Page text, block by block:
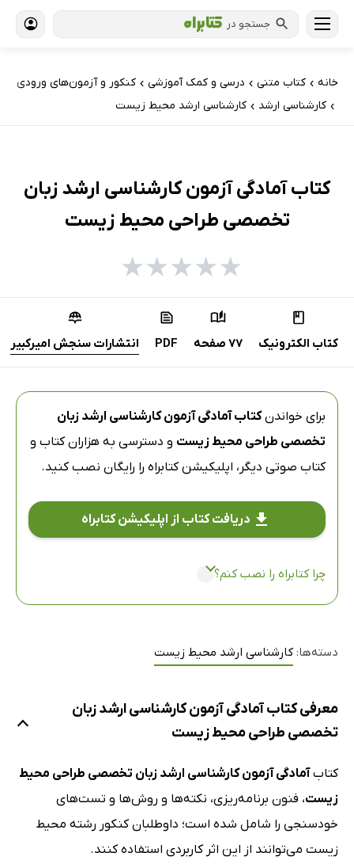
جستجو در
خانه › کتاب‌ متنی › درسی و کمک آموزشی › کنکور و آزمون‌های ورودی
› کارشناسی ارشد › کارشناسی ارشد محیط زیست
کتاب آمادگی آزمون کارشناسی ارشد زبان
تخصصی طراحی محیط زیست
★
★
★
★
★
کتاب الکترونیک 77 صفحه PDF انتشارات سنجش امیرکبیر
برای خواندنکتاب آمادگی آزمون کارشناسی ارشد زبان
تخصصی طراحی محیط زیست و دسترسی به هزاران کتاب و
کتاب صوتی دیگر، اپلیکیشن کتابراه را رایگان نصب کنید.
دریافت کتاب از اپلیکیشن کتابراه
چرا کتابراه را نصب کنم؟
دسته‌ها: کارشناسی ارشد محیط زیست
معرفی کتاب آمادگی آزمون کارشناسی ارشد زبان
تخصصی طراحی محیط زیست
کتابآمادگی آزمون کارشناسی ارشد زبان تخصصی طراحی محیط
زیست، فنون برنامه‌ریزی، نکته‌ها و روش‌ها و تست‌های
خودسنجی را شامل شده است؛ داوطلبان کنکور رشته محیط
زیست می‌توانند از این اثر کاربردی استفاده کنند.